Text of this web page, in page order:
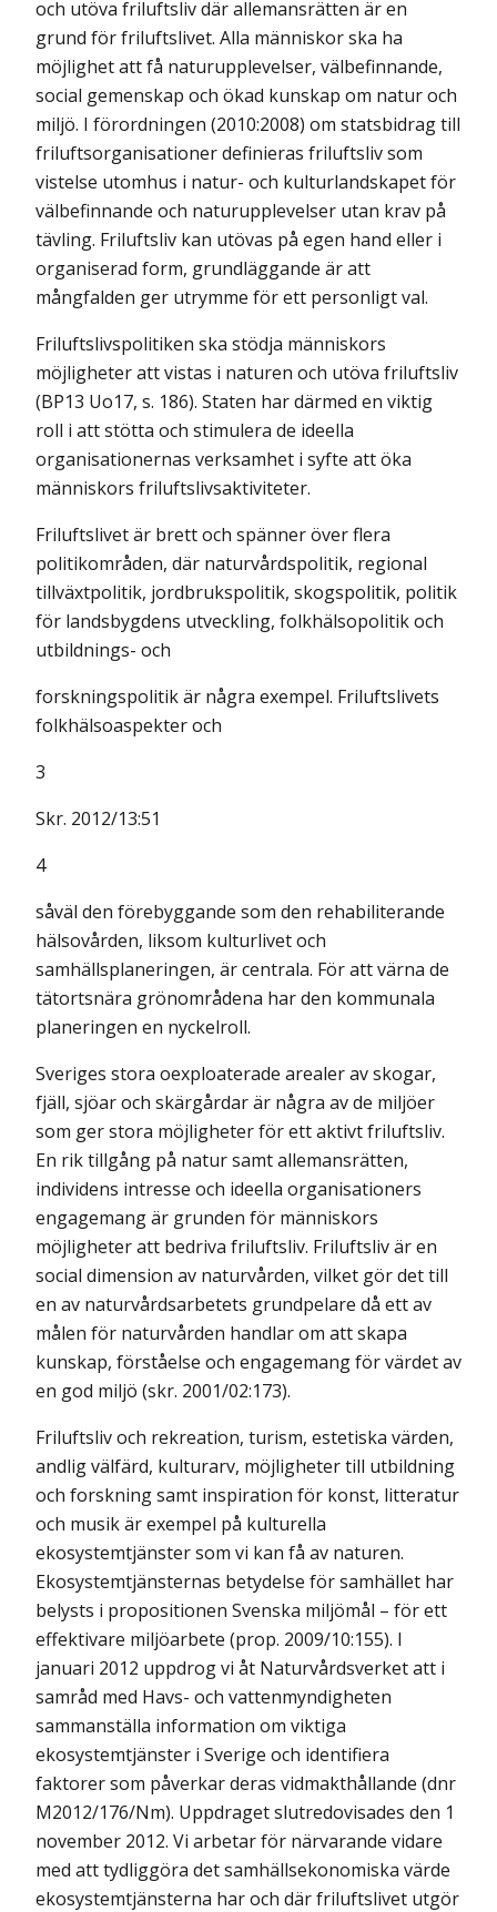
och utöva friluftsliv där allemansrätten är en
grund för friluftslivet. Alla människor ska ha
möjlighet att få naturupplevelser, välbefinnande,
social gemenskap och ökad kunskap om natur och
miljö. I förordningen (2010:2008) om statsbidrag till
friluftsorganisationer definieras friluftsliv som
vistelse utomhus i natur- och kulturlandskapet för
välbefinnande och naturupplevelser utan krav på
tävling. Friluftsliv kan utövas på egen hand eller i
organiserad form, grundläggande är att
mångfalden ger utrymme för ett personligt val.
Friluftslivspolitiken ska stödja människors
möjligheter att vistas i naturen och utöva friluftsliv
(BP13 Uo17, s. 186). Staten har därmed en viktig
roll i att stötta och stimulera de ideella
organisationernas verksamhet i syfte att öka
människors friluftslivsaktiviteter.
Friluftslivet är brett och spänner över flera
politikområden, där naturvårdspolitik, regional
tillväxtpolitik, jordbrukspolitik, skogspolitik, politik
för landsbygdens utveckling, folkhälsopolitik och
utbildnings- och
forskningspolitik är några exempel. Friluftslivets
folkhälsoaspekter och
3
Skr. 2012/13:51
4
såväl den förebyggande som den rehabiliterande
hälsovården, liksom kulturlivet och
samhällsplaneringen, är centrala. För att värna de
tätortsnära grönområdena har den kommunala
planeringen en nyckelroll.
Sveriges stora oexploaterade arealer av skogar,
fjäll, sjöar och skärgårdar är några av de miljöer
som ger stora möjligheter för ett aktivt friluftsliv.
En rik tillgång på natur samt allemansrätten,
individens intresse och ideella organisationers
engagemang är grunden för människors
möjligheter att bedriva friluftsliv. Friluftsliv är en
social dimension av naturvården, vilket gör det till
en av naturvårdsarbetets grundpelare då ett av
målen för naturvården handlar om att skapa
kunskap, förståelse och engagemang för värdet av
en god miljö (skr. 2001/02:173).
Friluftsliv och rekreation, turism, estetiska värden,
andlig välfärd, kulturarv, möjligheter till utbildning
och forskning samt inspiration för konst, litteratur
och musik är exempel på kulturella
ekosystemtjänster som vi kan få av naturen.
Ekosystemtjänsternas betydelse för samhället har
belysts i propositionen Svenska miljömål – för ett
effektivare miljöarbete (prop. 2009/10:155). I
januari 2012 uppdrog vi åt Naturvårdsverket att i
samråd med Havs- och vattenmyndigheten
sammanställa information om viktiga
ekosystemtjänster i Sverige och identifiera
faktorer som påverkar deras vidmakthållande (dnr
M2012/176/Nm). Uppdraget slutredovisades den 1
november 2012. Vi arbetar för närvarande vidare
med att tydliggöra det samhällsekonomiska värde
ekosystemtjänsterna har och där friluftslivet utgör